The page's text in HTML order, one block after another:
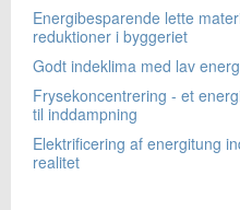
Energibesparende lette
reduktioner i byggeriet
Godt indeklima med lav
Frysekoncentrering - et
til inddampning
Elektrificering af energitung
realitet